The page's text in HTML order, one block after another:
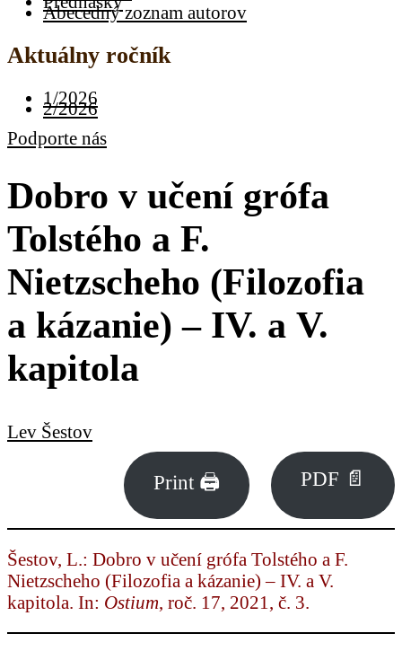
Abecedný zoznam autorov
Aktuálny ročník
1/2026
2/2026
Podporte nás
Dobro v učení grófa
Tolstého a F.
Nietzscheho (Filozofia
a kázanie) – IV. a V.
kapitola
Lev Šestov
Print 🖨 PDF 📄
Šestov, L.: Dobro v učení grófa Tolstého a F.
Nietzscheho (Filozofia a kázanie) – IV. a V.
kapitola. In: Ostium, roč. 17, 2021, č. 3.